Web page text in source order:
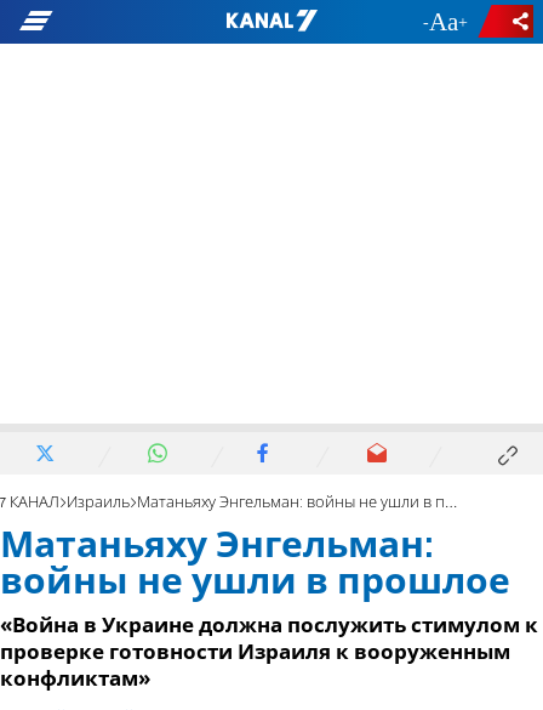
- +
7 КАНАЛ Израиль Матаньяху Энгельман: войны не ушли в прошлое
Матаньяху Энгельман:
войны не ушли в прошлое
«Война в Украине должна послужить стимулом к
проверке готовности Израиля к вооруженным
конфликтам»